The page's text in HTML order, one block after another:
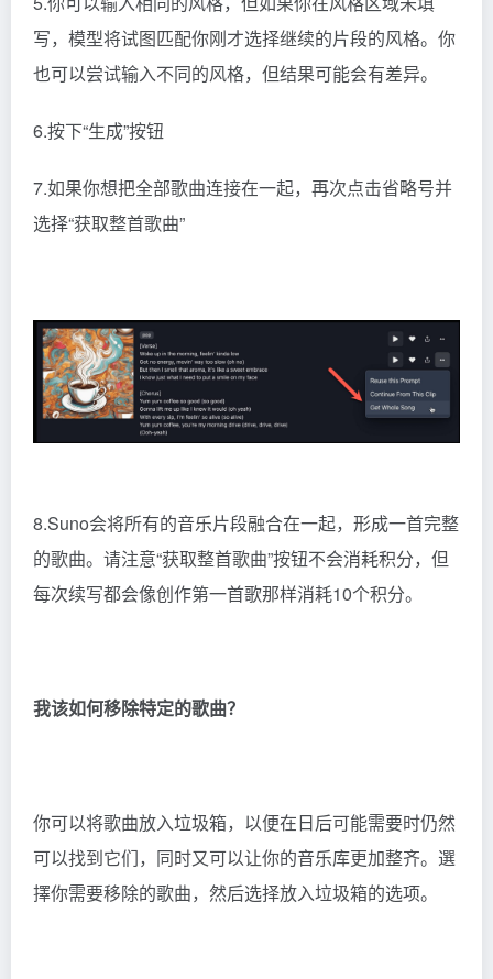
写，模型将试图匹配你刚才选择继续的片段的风格。你
也可以尝试输入不同的风格，但结果可能会有差异。
6.按下“生成”按钮
7.如果你想把全部歌曲连接在一起，再次点击省略号并
选择“获取整首歌曲”
8.Suno会将所有的音乐片段融合在一起，形成一首完整
的歌曲。请注意“获取整首歌曲”按钮不会消耗积分，但
每次续写都会像创作第一首歌那样消耗10个积分。
我该如何移除特定的歌曲？
你可以将歌曲放入垃圾箱，以便在日后可能需要时仍然
可以找到它们，同时又可以让你的音乐库更加整齐。選
擇你需要移除的歌曲，然后选择放入垃圾箱的选项。